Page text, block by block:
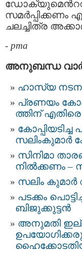
ഡോക്യുമെന്‍ററി
ചലച്ചിത്ര
- pma
അനുബന്ധ
ഹാസ്യ
പ്രണയം
ത്തിന്
സലിംകുമാര്‍
സിനിമാ
നില്‍ക്കണം –
സലിം കുമാർ
പടക്കം
ബിജുക്കുട്ടൻ
അനുമതി